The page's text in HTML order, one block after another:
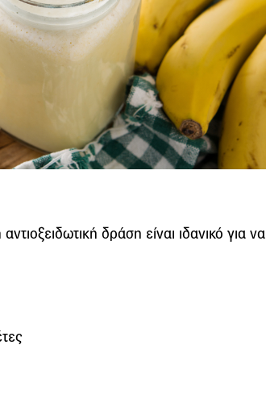
δράση είναι ιδανικό για να